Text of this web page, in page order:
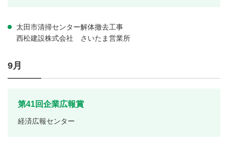
太田市清掃センター解体撤去工事
西松建設株式会社 さいたま営業所
9月
第41回企業広報賞
経済広報センター